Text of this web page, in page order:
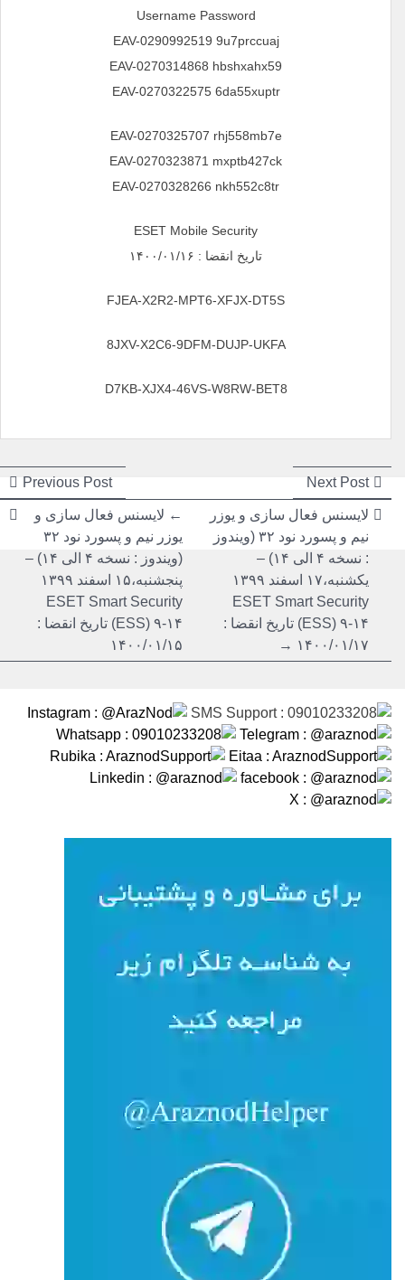
Username Password
EAV-0290992519 9u7prccuaj
EAV-0270314868 hbshxahx59
EAV-0270322575 6da55xuptr
EAV-0270325707 rhj558mb7e
EAV-0270323871 mxptb427ck
EAV-0270328266 nkh552c8tr
ESET Mobile Security
تاریخ انقضا : ۱۴۰۰/۰۱/۱۶
FJEA-X2R2-MPT6-XFJX-DT5S
8JXV-X2C6-9DFM-DUJP-UKFA
D7KB-XJX4-46VS-W8RW-BET8
راهبری
نوشته
Previous Post Next Post
post:
راهبری
نوشته
← لایسنس فعال سازی و
یوزر نیم و پسورد نود ۳۲
(ویندوز : نسخه ۴ الی ۱۴) –
پنجشنبه،۱۵ اسفند ۱۳۹۹
ESET Smart Security
(ESS) ۹-۱۴ تاریخ انقضا :
۱۴۰۰/۰۱/۱۵
لایسنس فعال سازی و یوزر
نیم و پسورد نود ۳۲ (ویندوز
: نسخه ۴ الی ۱۴) –
یکشنبه،۱۷ اسفند ۱۳۹۹
ESET Smart Security
(ESS) ۹-۱۴ تاریخ انقضا :
۱۴۰۰/۰۱/۱۷ →